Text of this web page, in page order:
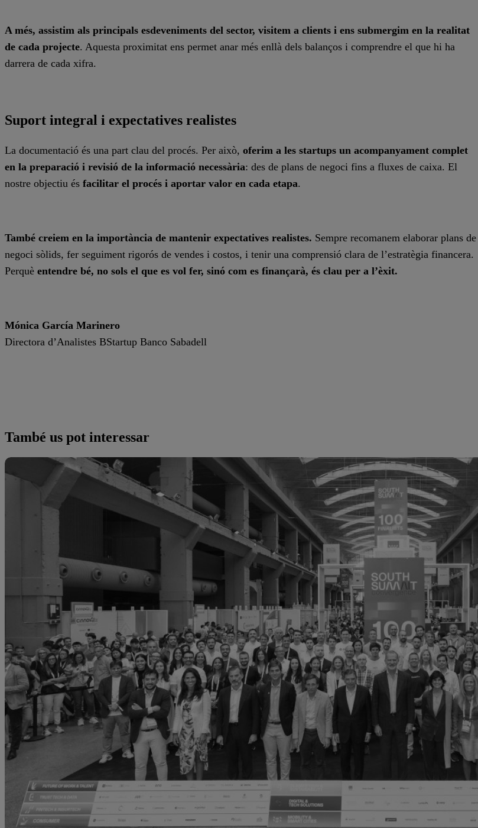
A més, assistim als principals esdeveniments del sector, visitem a clients i ens submergim en la realitat
de cada projecte. Aquesta proximitat ens permet anar més enllà dels balanços i comprendre el que hi ha
darrera de cada xifra.
Suport integral i expectatives realistes
La documentació és una part clau del procés. Per això, oferim a les startups un acompanyament complet
en la preparació i revisió de la informació necessària: des de plans de negoci fins a fluxes de caixa. El
nostre objectiu és facilitar el procés i aportar valor en cada etapa.
També creiem en la importància de mantenir expectatives realistes. Sempre recomanem elaborar plans de
negoci sòlids, fer seguiment rigorós de vendes i costos, i tenir una comprensió clara de l’estratègia financera.
Perquè entendre bé, no sols el que es vol fer, sinó com es finançarà, és clau per a l’èxit.
Mónica García Marinero
Directora d’Analistes BStartup Banco Sabadell
També us pot interessar